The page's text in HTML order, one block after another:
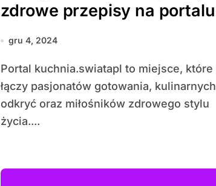
zdrowe przepisy na portalu
dla pasjonatów gotowania
gru 4, 2024
Portal kuchnia.swiatapl to miejsce, które
łączy pasjonatów gotowania, kulinarnych
odkryć oraz miłośników zdrowego stylu
życia....